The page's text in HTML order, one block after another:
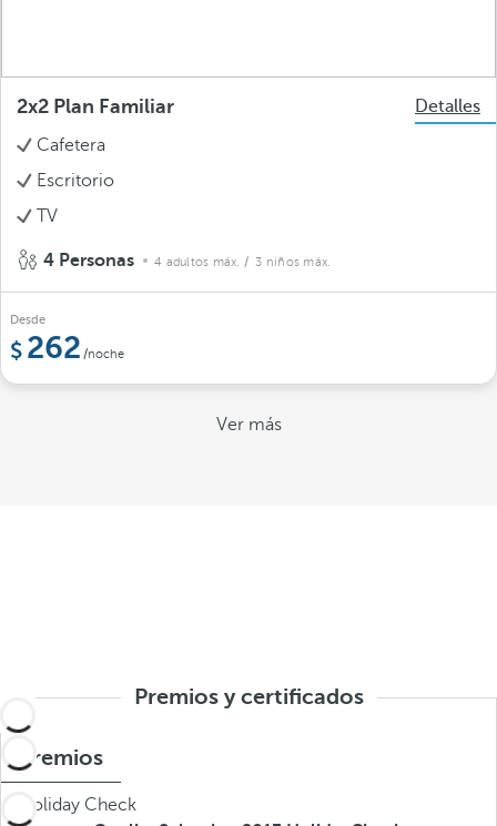
2x2 Plan Familiar
Detalles
Cafetera
Escritorio
TV
4 Personas 4 adultos máx. / 3 niños máx.
Desde
262 /noche
Ver más
Premios y certificados
Premios